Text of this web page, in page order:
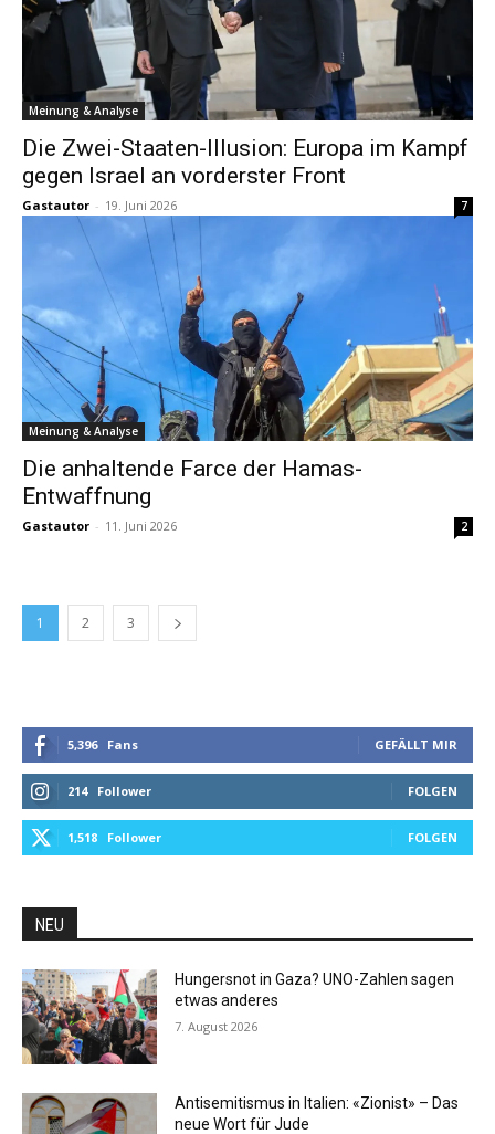
Meinung & Analyse
Die Zwei-Staaten-Illusion: Europa im Kampf
gegen Israel an vorderster Front
Gastautor - 19. Juni 2026 7
Meinung & Analyse
Die anhaltende Farce der Hamas-
Entwaffnung
Gastautor - 11. Juni 2026 2
1 2 3
5,396 Fans GEFÄLLT MIR
214 Follower FOLGEN
1,518 Follower FOLGEN
NEU
Hungersnot in Gaza? UNO-Zahlen sagen
etwas anderes
7. August 2026
Antisemitismus in Italien: «Zionist» – Das
neue Wort für Jude